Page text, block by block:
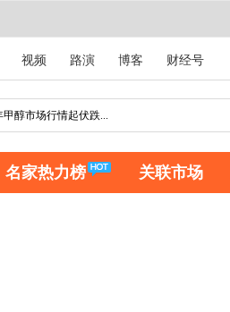
视频 路演 博客 财经号
名家热力榜 关联市场